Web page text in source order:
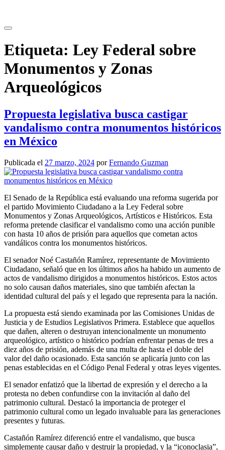
contenido
Etiqueta: Ley Federal sobre
Monumentos y Zonas
Arqueológicos
Propuesta legislativa busca castigar
vandalismo contra monumentos históricos
en México
Publicada el 27 marzo, 2024 porFernando Guzman
El Senado de la República está evaluando una reforma sugerida por
el partido Movimiento Ciudadano a la Ley Federal sobre
Monumentos y Zonas Arqueológicos, Artísticos e Históricos. Esta
reforma pretende clasificar el vandalismo como una acción punible
con hasta 10 años de prisión para aquellos que cometan actos
vandálicos contra los monumentos históricos.
El senador Noé Castañón Ramírez, representante de Movimiento
Ciudadano, señaló que en los últimos años ha habido un aumento de
actos de vandalismo dirigidos a monumentos históricos. Estos actos
no solo causan daños materiales, sino que también afectan la
identidad cultural del país y el legado que representa para la nación.
La propuesta está siendo examinada por las Comisiones Unidas de
Justicia y de Estudios Legislativos Primera. Establece que aquellos
que dañen, alteren o destruyan intencionalmente un monumento
arqueológico, artístico o histórico podrían enfrentar penas de tres a
diez años de prisión, además de una multa de hasta el doble del
valor del daño ocasionado. Esta sanción se aplicaría junto con las
penas establecidas en el Código Penal Federal y otras leyes vigentes.
El senador enfatizó que la libertad de expresión y el derecho a la
protesta no deben confundirse con la invitación al daño del
patrimonio cultural. Destacó la importancia de proteger el
patrimonio cultural como un legado invaluable para las generaciones
presentes y futuras.
Castañón Ramírez diferenció entre el vandalismo, que busca
simplemente causar daño y destruir la propiedad, y la “iconoclasia”,